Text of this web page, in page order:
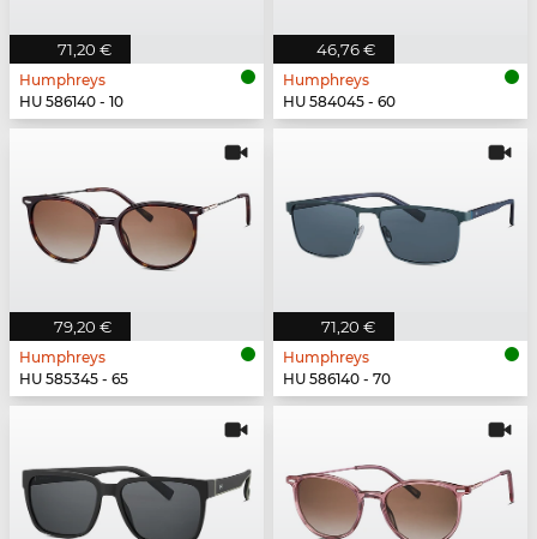
71,20 €
Humphreys
HU 586140 - 10
46,76 €
Humphreys
HU 584045 - 60
79,20 €
Humphreys
HU 585345 - 65
71,20 €
Humphreys
HU 586140 - 70